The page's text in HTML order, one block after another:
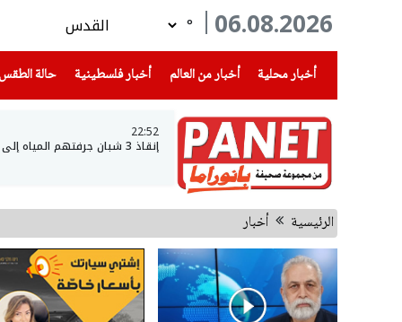
06.08.2026
°
أخبار محلية
(current) أخبار من العالم أخبار فلسطينية(current) حالة الطقس
22:52
إنقاذ 3 شبان جرفتهم المياه إلى عمق بحيرة طبريا
الرئيسية أخبار